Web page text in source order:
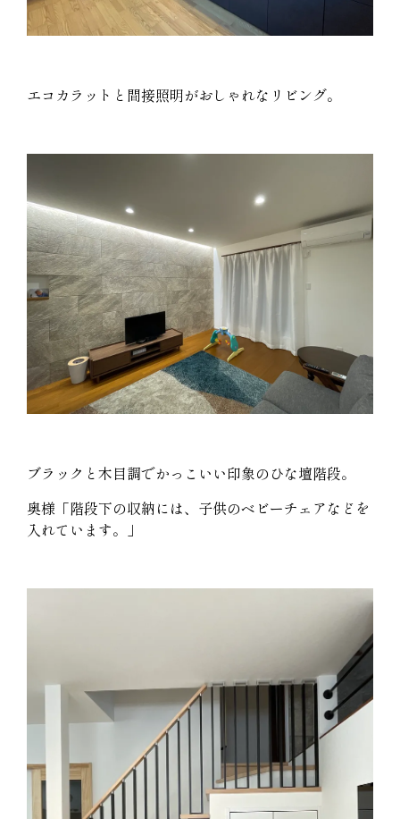
エコカラットと間接照明がおしゃれなリビング。
ブラックと木目調でかっこいい印象のひな壇階段。
奥様「階段下の収納には、子供のベビーチェアなどを
入れています。」